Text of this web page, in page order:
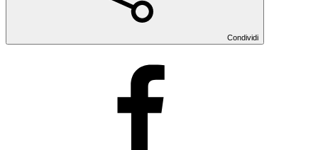
Condividi